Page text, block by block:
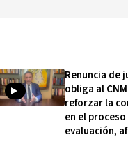
Renuncia de
obliga al
reforzar la
en el
evaluación,